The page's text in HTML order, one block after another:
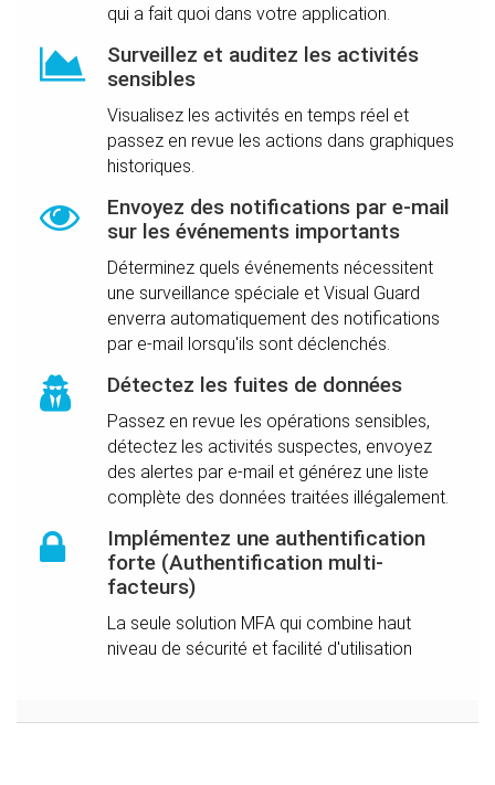
qui a fait quoi dans votre application.
Surveillez et auditez les activités
sensibles
Visualisez les activités en temps réel et
passez en revue les actions dans graphiques
historiques.
Envoyez des notifications par e-mail
sur les événements importants
Déterminez quels événements nécessitent
une surveillance spéciale et Visual Guard
enverra automatiquement des notifications
par e-mail lorsqu'ils sont déclenchés.
Détectez les fuites de données
Passez en revue les opérations sensibles,
détectez les activités suspectes, envoyez
des alertes par e-mail et générez une liste
complète des données traitées illégalement.
Implémentez une authentification
forte (Authentification multi-
facteurs)
La seule solution MFA qui combine haut
niveau de sécurité et facilité d'utilisation